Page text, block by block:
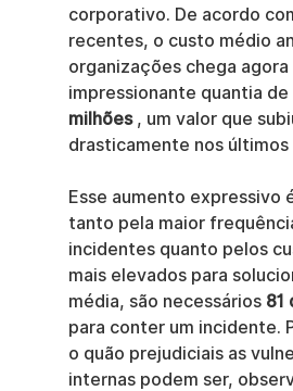
corporativo. De acordo
recentes, o custo médio
organizações chega agora
impressionante quantia de
milhões , um valor que
drasticamente nos últimos
Esse aumento expressivo
tanto pela maior
incidentes quanto pelos
mais elevados para
média, são necessários 81
para conter um incidente.
o quão prejudiciais as
internas podem ser,